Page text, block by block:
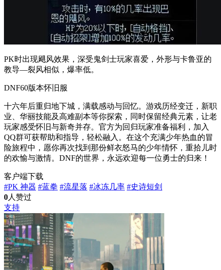
PK时出现飓风效果，深受鬼剑士玩家喜爱，外形与卡鲁亚的
教导—裂风相似，爆率低。
DNF60版本怀旧服
十六年后重归地下城，满载感动与回忆。游戏历经变迁，新职
业、华丽技能及高难副本等你探索，同时保留经典元素，让老
玩家感受怀旧与新奇并存。官方为回归玩家准备福利，加入
QQ群可获帮助和指导，轻松融入。在这个充满少年热血的冒
险旅程中，愿你再次找到那份鲜衣怒马的少年情怀，重拾儿时
的欢愉与激情。DNF的世界，永远欢迎每一位勇士的归来！
客户端下载
#PK 神器 #蓝拳 #流星落 #冰冻几率 #史诗短剑
0人赞过
支持